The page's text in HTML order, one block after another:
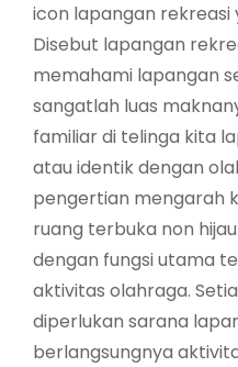
icon lapangan rekreasi
Disebut lapangan
memahami lapangan
sangatlah luas
familiar di telinga kita
atau identik dengan
pengertian mengarah
ruang terbuka non
dengan fungsi utama
aktivitas olahraga.
diperlukan sarana
berlangsungnya